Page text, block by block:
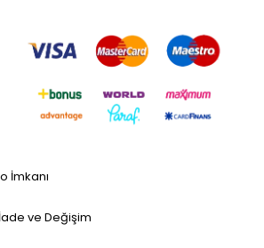
İmkanı
ve Değişim